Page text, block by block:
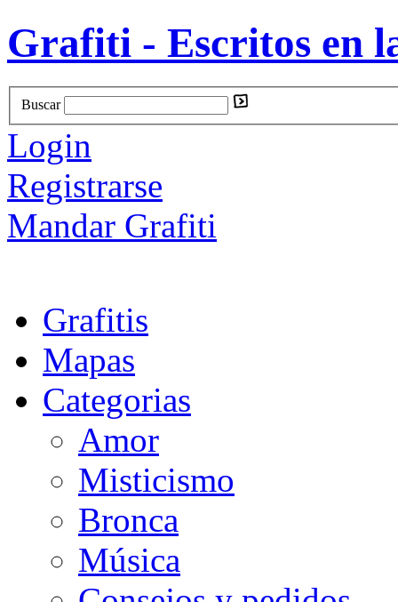
Grafiti - Escritos en
Buscar
Login
Registrarse
Mandar Grafiti
Grafitis
Mapas
Categorias
Amor
Misticismo
Bronca
Música